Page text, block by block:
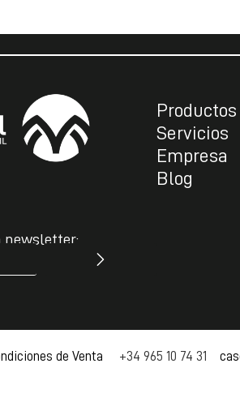
Productos
Servicios
Empresa
Blog
newsletter:
de Venta +34 965 10 74 31